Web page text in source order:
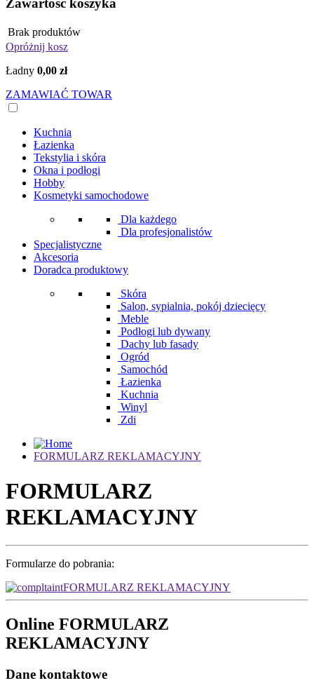
Zawartość koszyka
Brak produktów
Opróżnij kosz
Ładny 0,00 zł
ZAMAWIAĆ TOWAR
Kuchnia
Łazienka
Tekstylia i skóra
Okna i podłogi
Hobby
Kosmetyki samochodowe
Dla każdego
Dla profesjonalistów
Specjalistyczne
Akcesoria
Doradca produktowy
Skóra
Salon, sypialnia, pokój dziecięcy
Meble
Podłogi lub dywany
Dachy lub fasady
Ogród
Samochód
Łazienka
Kuchnia
Winyl
Zdi
FORMULARZ REKLAMACYJNY
FORMULARZ
REKLAMACYJNY
Formularze do pobrania:
FORMULARZ REKLAMACYJNY
Online FORMULARZ
REKLAMACYJNY
Dane kontaktowe